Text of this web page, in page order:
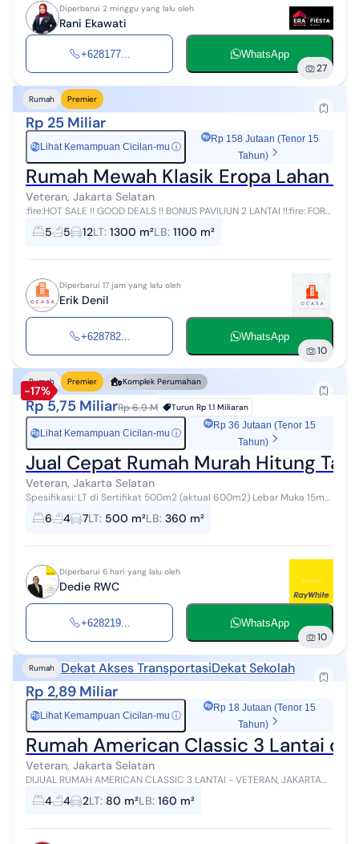
Diperbarui 2 minggu yang lalu oleh
Rani Ekawati
+628177... WhatsApp
27
Rumah Premier
Rp 25 Miliar
Rp Lihat Kemampuan Cicilan-mu ⓘ
Rp 158 Jutaan (Tenor 15
Tahun)
Rumah Mewah Klasik Eropa Lahan
Veteran, Jakarta Selatan
:fire:HOT SALE !! GOOD DEALS !! BONUS PAVILIUN 2 LANTAI !!:fire: FOR
SALE / DIJUAL RUMAH MEWAH CLASSIC LUXURIOUS EUROPEAN
CLASSIC HOUSE RC VETERAN...
5 5 12LT: 1300 m²LB: 1100 m²
Diperbarui 17 jam yang lalu oleh
Erik Denil
+628782... WhatsApp
10
-17%
Rumah Premier Komplek Perumahan
Rp 5,75 MiliarRp 6.9 M Turun Rp 1.1 Miliaran
Rp Lihat Kemampuan Cicilan-mu ⓘ
Rp 36 Jutaan (Tenor 15
Tahun)
Jual Cepat Rumah Murah Hitung
Veteran, Jakarta Selatan
Spesifikasi: LT di Sertifikat 500m2 (aktual 600m2) Lebar Muka 15m
panjang 40m Bangunan ada 2: Rumah Induk (rumah lama): KT 4 KM 3
Gudang 1 Bungalo...
6 4 7LT: 500 m²LB: 360 m²
Diperbarui 6 hari yang lalu oleh
Dedie RWC
+628219... WhatsApp
10
Rumah Dekat Akses TransportasiDekat Sekolah
Rp 2,89 Miliar
Rp Lihat Kemampuan Cicilan-mu ⓘ
Rp 18 Jutaan (Tenor 15
Tahun)
Rumah American Classic 3 Lantai di
Veteran, Jakarta Selatan
DIJUAL RUMAH AMERICAN CLASSIC 3 LANTAI - VETERAN, JAKARTA
SELATAN 1379IW Akses sangat strategis, hanya 4 menit ke Gerbang
Tol JORR Veteran dan 14 ...
4 4 2LT: 80 m²LB: 160 m²